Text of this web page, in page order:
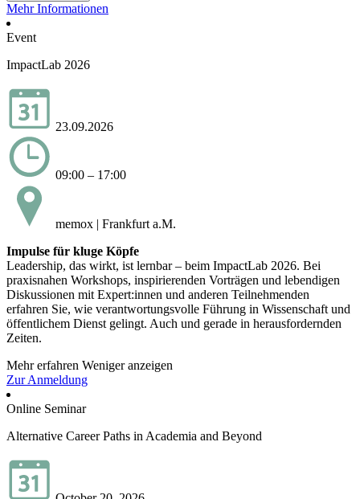
Mehr Informationen
Event
ImpactLab 2026
23.09.2026
09:00 – 17:00
memox | Frankfurt a.M.
Impulse für kluge Köpfe
Leadership, das wirkt, ist lernbar – beim ImpactLab 2026. Bei
praxisnahen Workshops, inspirierenden Vorträgen und lebendigen
Diskussionen mit Expert:innen und anderen Teilnehmenden
erfahren Sie, wie verantwortungsvolle Führung in Wissenschaft und
öffentlichem Dienst gelingt. Auch und gerade in herausfordernden
Zeiten.
Mehr erfahren Weniger anzeigen
Zur Anmeldung
Online Seminar
Alternative Career Paths in Academia and Beyond